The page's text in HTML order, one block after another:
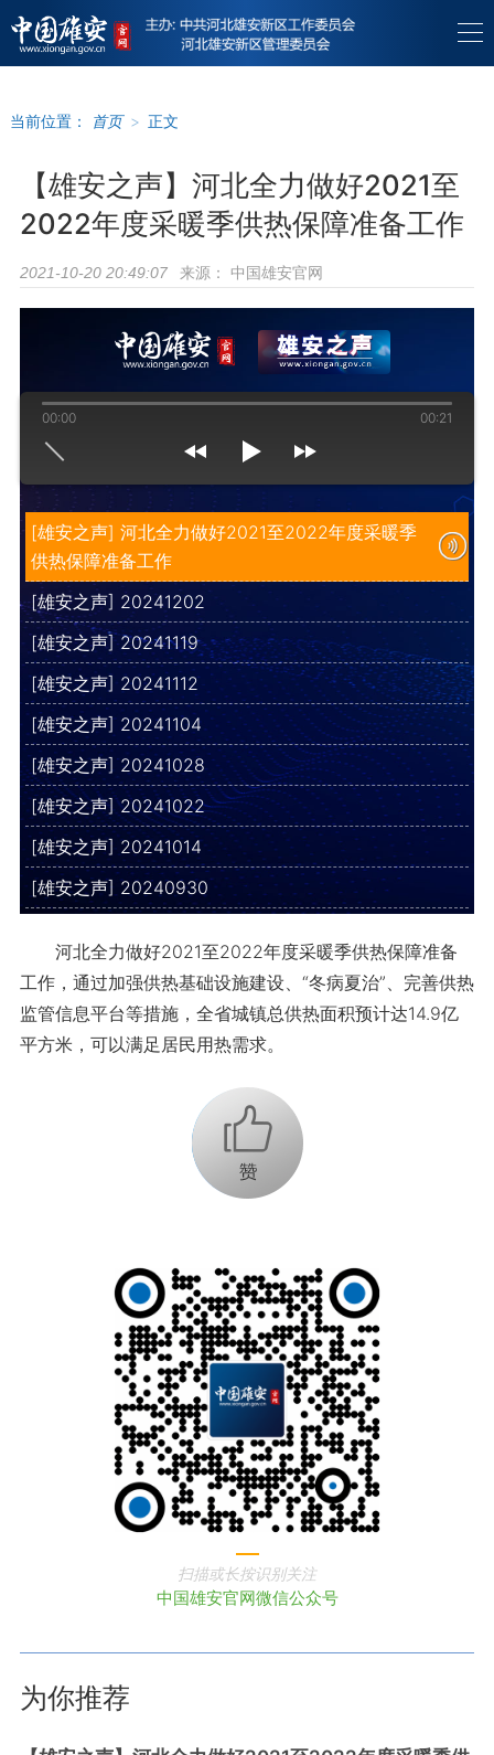
当前位置： 首页 > 正文
【雄安之声】河北全力做好2021至
2022年度采暖季供热保障准备工作
2021-10-20 20:49:07 来源： 中国雄安官网
[雄安之声] 河北全力做好2021至2022年度采暖季
供热保障准备工作
[雄安之声] 20241202
[雄安之声] 20241119
[雄安之声] 20241112
[雄安之声] 20241104
[雄安之声] 20241028
[雄安之声] 20241022
[雄安之声] 20241014
[雄安之声] 20240930
00:00 00:21
河北全力做好2021至2022年度采暖季供热保障准备
工作，通过加强供热基础设施建设、“冬病夏治”、完善供热
监管信息平台等措施，全省城镇总供热面积预计达14.9亿
平方米，可以满足居民用热需求。
+1
扫描或长按识别关注
中国雄安官网微信公众号
为你推荐